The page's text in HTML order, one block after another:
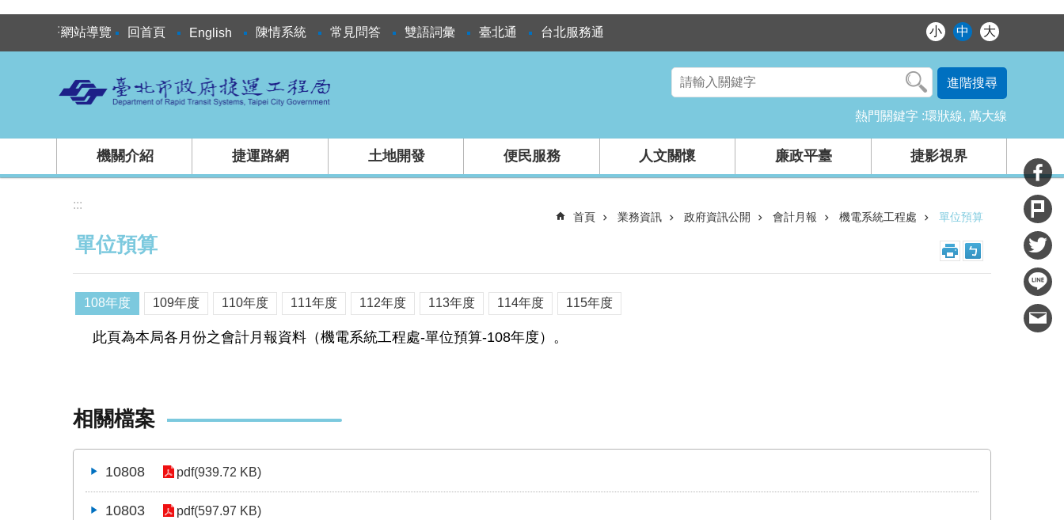
跳到主要內容區塊
:::網站導覽 回首頁 English 陳情系統 常見問答 雙語詞彙 臺北通 台北服務通 小 中 大
進階搜尋
熱門關鍵字 環狀線 萬大線
機關介紹 捷運路網 土地開發 便民服務 人文關懷 廉政平臺 捷影視界
:::
首頁 業務資訊 政府資訊公開 會計月報 機電系統工程處 單位預算
單位預算
108年度 109年度 110年度 111年度 112年度 113年度 114年度 115年度
此頁為本局各月份之會計月報資料（機電系統工程處-單位預算-108年度）。
相關檔案
10808 pdf(939.72 KB)
10803 pdf(597.97 KB)